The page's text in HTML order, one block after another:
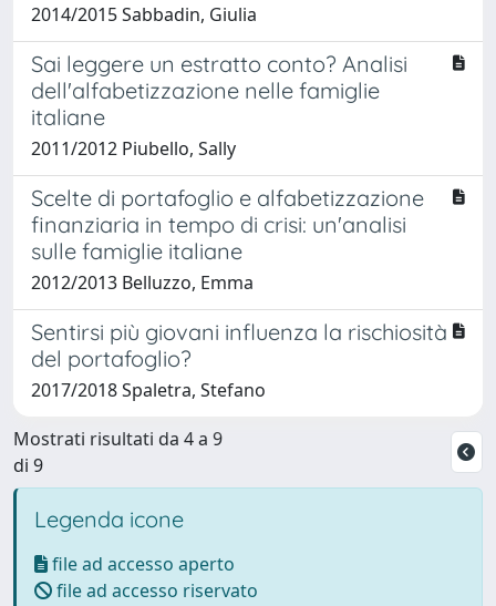
2014/2015 Sabbadin, Giulia
Sai leggere un estratto conto? Analisi
dell'alfabetizzazione nelle famiglie
italiane
2011/2012 Piubello, Sally
Scelte di portafoglio e alfabetizzazione
finanziaria in tempo di crisi: un'analisi
sulle famiglie italiane
2012/2013 Belluzzo, Emma
Sentirsi più giovani influenza la rischiosità
del portafoglio?
2017/2018 Spaletra, Stefano
Mostrati risultati da 4 a 9
di 9
Legenda icone
file ad accesso aperto
file ad accesso riservato